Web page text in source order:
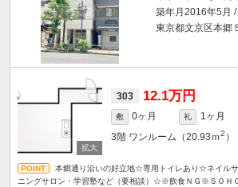
築年月2016年5月
東京都文京区本郷
303 12.1万円
敷 0ヶ月 礼
1ヶ月
3階 ワンルーム（20.93ｍ2 ）
本郷通り沿いの好立地☆専用トイレあり☆ネイル
ニングサロン・学習塾など（要相談）☆※飲食ＮＧ※ＳＯＨ